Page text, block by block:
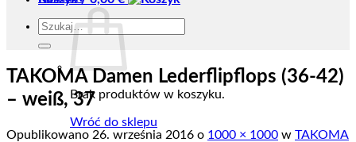
Brak produktów w koszyku.
Wróć do sklepu
Szukaj:
TAKOMA Damen Lederflipflops (36-42)
– weiß, 37
Opublikowano 26. września 2016 o 1000 × 1000 w TAKOMA